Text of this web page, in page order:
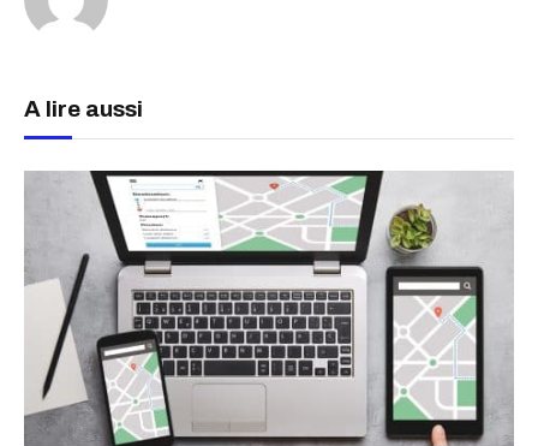
A lire aussi